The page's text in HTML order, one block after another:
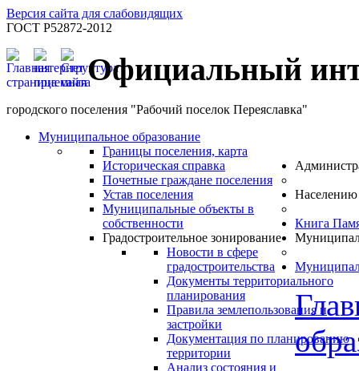
Версия сайта для слабовидящих
ГОСТ Р52872-2012
Официальный
городского поселения "Рабочий поселок Переяславка"
Муниципальное образование
Границы поселения, карта
Историческая справка
Почетные граждане поселения
Устав поселения
Муниципальные объекты в
собственности
Градостроительное зонирование
Новости в сфере
градостроительства
Документы территориального
планирования
Правила землепользования и
застройки
Документация по планированию
территории
Анализ состояния и
Населению
Книга